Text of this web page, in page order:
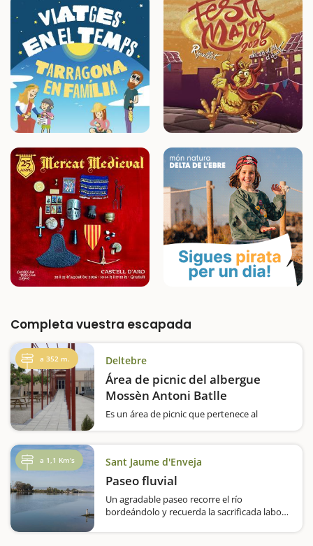
Completa vuestra escapada
a 352 m. Deltebre
Área de picnic del albergue
Mossèn Antoni Batlle
Es un área de picnic que pertenece al
albergue hay máquinas de vending. El
albergue cuenta también…
a 1,1 Km's Sant Jaume d'Enveja
Paseo fluvial
Un agradable paseo recorre el río
bordeándolo y recuerda la sacrificada labor